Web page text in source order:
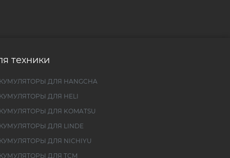
техники
ДЛЯ HANGCHA
ДЛЯ HELI
ДЛЯ KOMATSU
ДЛЯ LINDE
ДЛЯ NICHIYU
ДЛЯ TCM